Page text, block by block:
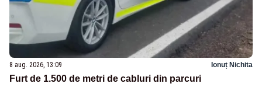
8 aug. 2026, 13:09 Ionuț Nichita
Furt de 1.500 de metri de cabluri din parcuri